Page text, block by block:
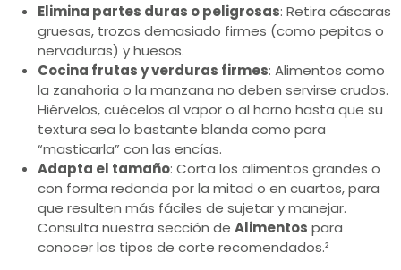
Elimina partes duras o peligrosas: Retira cáscaras
gruesas, trozos demasiado firmes (como pepitas o
nervaduras) y huesos.
Cocina frutas y verduras firmes: Alimentos como
la zanahoria o la manzana no deben servirse crudos.
Hiérvelos, cuécelos al vapor o al horno hasta que su
textura sea lo bastante blanda como para
“masticarla” con las encías.
Adapta el tamaño: Corta los alimentos grandes o
con forma redonda por la mitad o en cuartos, para
que resulten más fáciles de sujetar y manejar.
Consulta nuestra sección de Alimentos para
conocer los tipos de corte recomendados.²